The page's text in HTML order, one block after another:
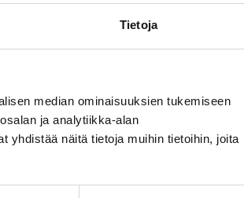
Tietoja
median ominaisuuksien tukemiseen
ja analytiikka-alan
yhdistää näitä tietoja muihin tietoihin, joita